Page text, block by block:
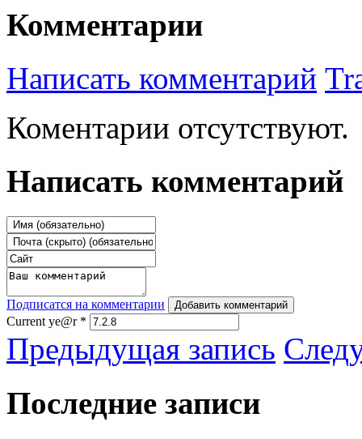
Комментарии
Написать комментарий
Коментарии отсутствуют.
Написать комментарий
Подписатся на комментарии Добавить комментарий
Current ye@r *
Предыдущая запись
Последние записи